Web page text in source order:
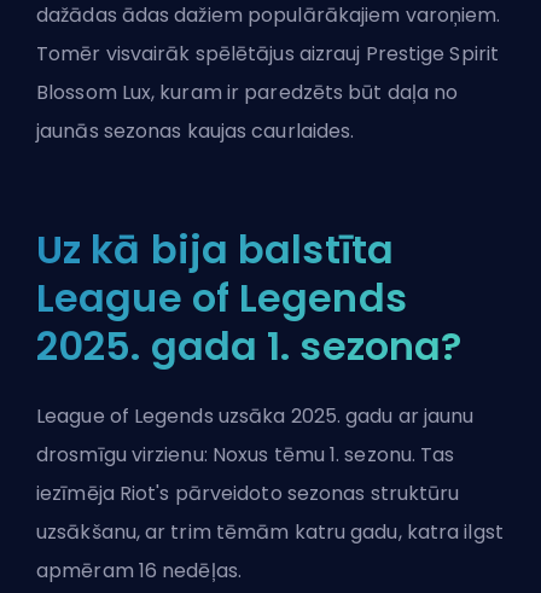
dažādas ādas dažiem populārākajiem varoņiem.
Tomēr visvairāk spēlētājus aizrauj Prestige Spirit
Blossom Lux, kuram ir paredzēts būt daļa no
jaunās sezonas kaujas caurlaides.
Uz kā bija balstīta
League of Legends
2025. gada 1. sezona?
League of Legends uzsāka 2025. gadu ar jaunu
drosmīgu virzienu: Noxus tēmu 1. sezonu. Tas
iezīmēja Riot's pārveidoto sezonas struktūru
uzsākšanu, ar trim tēmām katru gadu, katra ilgst
apmēram 16 nedēļas.